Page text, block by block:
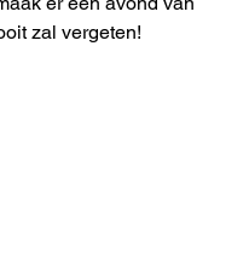
zal vergeten!